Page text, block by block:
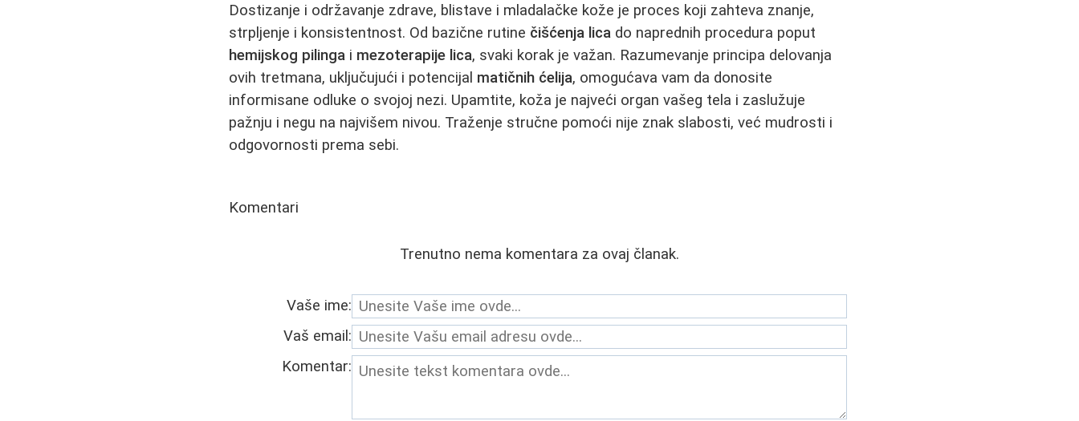
Dostizanje i održavanje zdrave, blistave i mladalačke kože je proces koji zahteva znanje,
strpljenje i konsistentnost. Od bazične rutine čišćenja lica do naprednih procedura poput
hemijskog pilinga i mezoterapije lica, svaki korak je važan. Razumevanje principa delovanja
ovih tretmana, uključujući i potencijal matičnih ćelija, omogućava vam da donosite
informisane odluke o svojoj nezi. Upamtite, koža je najveći organ vašeg tela i zaslužuje
pažnju i negu na najvišem nivou. Traženje stručne pomoći nije znak slabosti, već mudrosti i
odgovornosti prema sebi.
Komentari
Trenutno nema komentara za ovaj članak.
Vaše ime:
Vaš email:
Komentar: